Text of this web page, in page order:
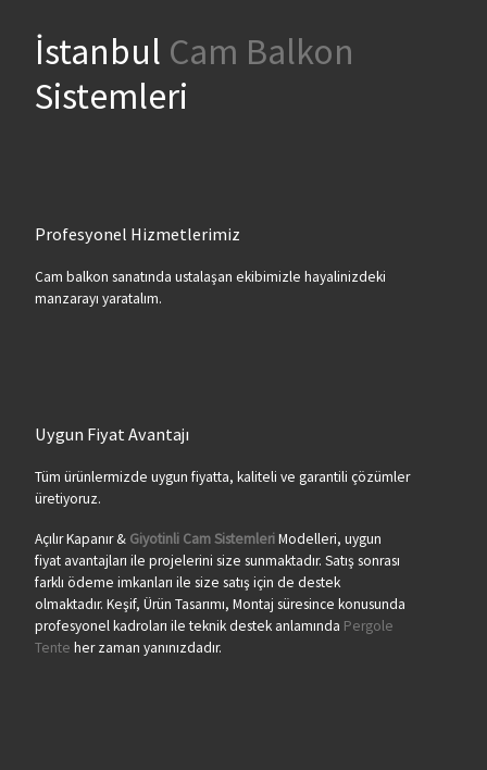
İstanbul Cam Balkon
Sistemleri
Profesyonel Hizmetlerimiz
Cam balkon sanatında ustalaşan ekibimizle hayalinizdeki
manzarayı yaratalım.
Uygun Fiyat Avantajı
Tüm ürünlermizde uygun fiyatta, kaliteli ve garantili çözümler
üretiyoruz.
Açılır Kapanır & Giyotinli Cam SistemleriModelleri, uygun
fiyat avantajları ile projelerini size sunmaktadır. Satış sonrası
farklı ödeme imkanları ile size satış için de destek
olmaktadır. Keşif, Ürün Tasarımı, Montaj süresince konusunda
profesyonel kadroları ile teknik destek anlamında Pergole
Tente her zaman yanınızdadır.